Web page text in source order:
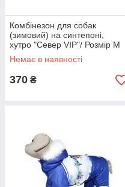
Комбінезон для собак
(зимовий) на синтепоні,
хутро "Север VIP"/ Розмір М
Немає в наявності
370 ₴